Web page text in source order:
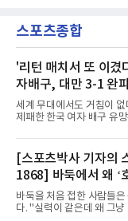
무대 경험을 주려 했다.면
격수 정현웅은 돌파력이
2032년 6월 30일까지 유효
합의했다고 공식 발표했다.
우에서의 8년은 너무 짧다
고 영원히 함께하겠다고
과정에는 우여곡절이 있었
드 프리미어리그(EPL) 챔
관심을 받았는데, 18개월
이 한때 교착됐기 때문이다.
스포츠종합
'리턴 매치서 또 이겼
자배구, 대만 3-1 완
세계 무대에서도 거침이
제패한 한국 여자 배구 유
이하(U-17) 여자배구대표
레 로스안데스에서 열린
(FIVB) U-17 여자 세계선수
2차전에서 대만을 세트 점
25-13 25-15)로 꺾었다. 전
3-1로 물리쳤던 한국은 2
라 16강 진출에 청신호를
[스포츠박사 기자의
1868] 바둑에서 왜 ‘
말할까
바둑을 처음 접한 사람들
다. "실력이 같은데 왜 그